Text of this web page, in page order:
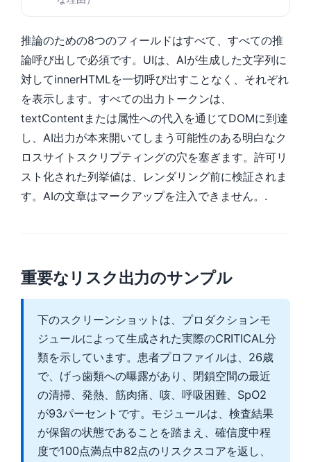
推論のための8つのフィールドはすべて、すべての推
論呼び出しで必須です。UIは、AIが生成した文字列に
対してinnerHTMLを一切呼び出すことなく、それぞれ
を表示します。すべての出力トークンは、
textContentまたは属性への代入を通じてDOMに到達
し、AI出力が本来開いてしまう可能性のある明白なク
ロスサイトスクリプティングの穴を塞ぎます。許可リ
スト化された列挙値は、レンダリング前に検証されま
す。AIの文章はマークアップを注入できません。.
重要なリスク出力のサンプル
下のスクリーンショットは、プロダクションモ
ジュールによって生成された実際のCRITICAL分
類を示しています。患者プロファイルは、26歳
で、げっ歯類への曝露があり、閉鎖空間の最近
の清掃、発熱、筋肉痛、咳、呼吸困難、SpO2
が93パーセントです。モジュールは、検査結果
が保留の状態であることを踏まえ、確信度中程
度で100点満点中82点のリスクスコアを返し、
ဗမာစာ
ភាសាខ្មែរ
Kiswahili
አማርኛ
Українська
O‘zbekcha
Қазақ тілі
كوردی‎
پښتو
سنڌي
অসমীয়া
Galego
Latviešu valoda
Македонски јазик
Euskara